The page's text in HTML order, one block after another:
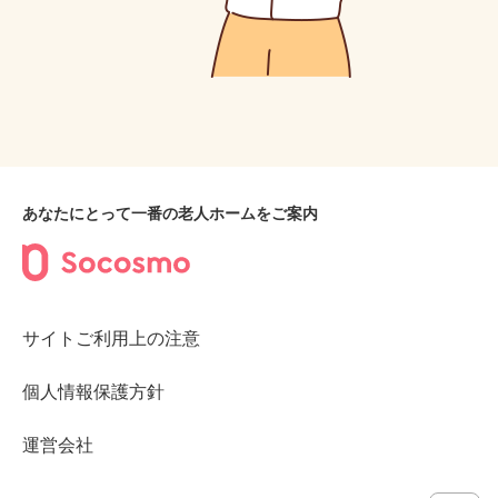
あなたにとって一番の老人ホームをご案内
サイトご利用上の注意
個人情報保護方針
運営会社